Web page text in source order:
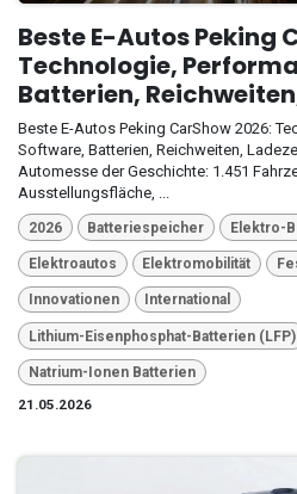
Beste E-Autos Peking
Technologie,
Batterien,
Beste E-Autos Peking CarShow 2026:
Software, Batterien, Reichweiten,
Automesse der Geschichte: 1.451
Ausstellungsfläche, ...
2026 Batteriespeicher Elektro-
Elektroautos Elektromobilität
Innovationen International
Lithium-Eisenphosphat-Batterien (LFP)
Natrium-Ionen Batterien
21.05.2026